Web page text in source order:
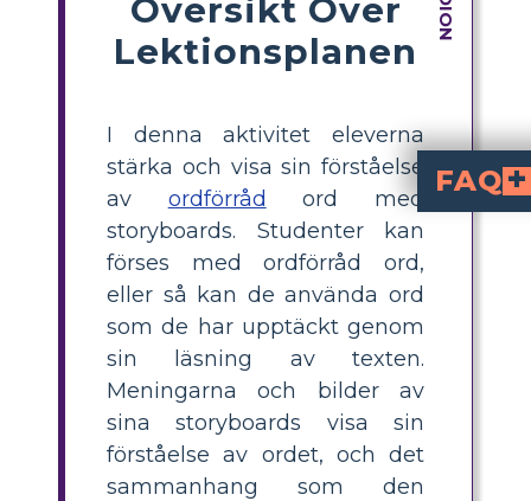
Översikt Över
Lektionsplanen
I denna aktivitet eleverna
stärka och visa sin förståelse
av ordförråd
ord med
storyboards. Studenter kan
förses med ordförråd ord,
eller så kan de använda ord
som de har upptäckt genom
sin läsning av texten.
Meningarna och bilder av
sina storyboards visa sin
förståelse av ordet, och det
sammanhang som den
FAQ